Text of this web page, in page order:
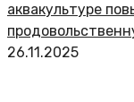
аквакультуре
26.11.2025